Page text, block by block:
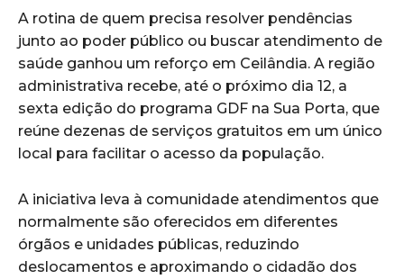
A rotina de quem precisa resolver pendências
junto ao poder público ou buscar atendimento de
saúde ganhou um reforço em Ceilândia. A região
administrativa recebe, até o próximo dia 12, a
sexta edição do programa GDF na Sua Porta, que
reúne dezenas de serviços gratuitos em um único
local para facilitar o acesso da população.
A iniciativa leva à comunidade atendimentos que
normalmente são oferecidos em diferentes
órgãos e unidades públicas, reduzindo
deslocamentos e aproximando o cidadão dos